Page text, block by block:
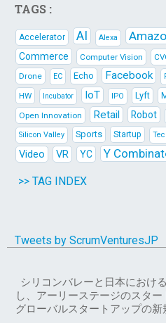
TAGS :
Accelerator AI Alexa
Commerce Computer Vision
Drone
EC Echo Facebook
HW Incubator IoT IPO Lyft
Open Innovation Retail Robot
Silicon Valley Sports Startup
Video VR YC Y
>> TAG INDEX
Tweets by ScrumVenturesJP
シリコンバレーと日本におけ
し、アーリーステージのスタ
グローバルスタートアップの新